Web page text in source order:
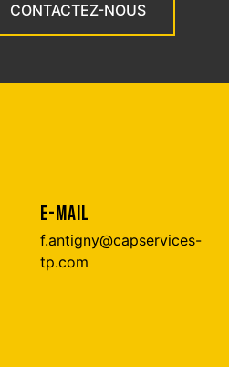
CONTACTEZ-NOUS
E-MAIL
f.antigny@capservices-
tp.com